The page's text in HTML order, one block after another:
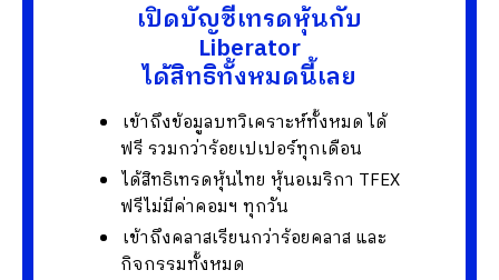
เปิดบัญชีเทรดหุ้นกับ
Liberator
ได้สิทธิทั้งหมดนี้เลย
เข้าถึงข้อมูลบทวิเคราะห์ทั้งหมด ได้
ฟรี รวมกว่าร้อยเปเปอร์ทุกเดือน
ได้สิทธิเทรดหุ้นไทย หุ้นอเมริกา TFEX
ฟรีไม่มีค่าคอมฯ ทุกวัน
เข้าถึงคลาสเรียนกว่าร้อยคลาส และ
กิจกรรมทั้งหมด